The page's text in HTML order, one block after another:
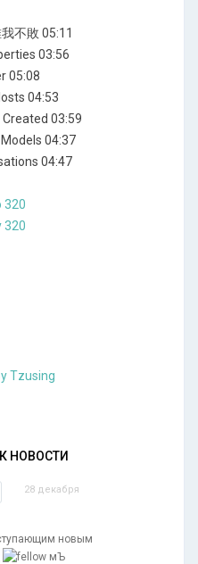
不敗 05:11
03:56
05:08
04:53
Created 03:59
04:37
04:47
320
320
Tzusing
НОВОСТИ
28 декабря
новым
мЪ